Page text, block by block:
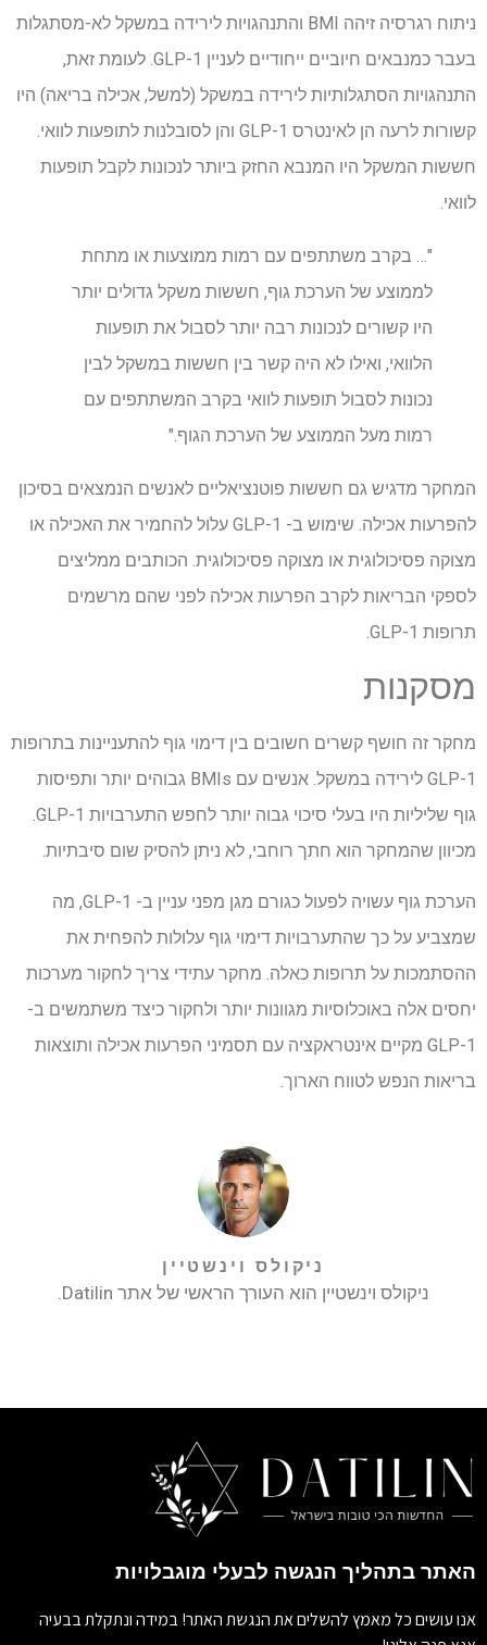
ניתוח רגרסיה זיהה BMI והתנהגויות לירידה במשקל לא-מסתגלות
בעבר כמנבאים חיוביים ייחודיים לעניין GLP-1. לעומת זאת,
התנהגויות הסתגלותיות לירידה במשקל (למשל, אכילה בריאה) היו
קשורות לרעה הן לאינטרס GLP-1 והן לסובלנות לתופעות לוואי.
חששות המשקל היו המנבא החזק ביותר לנכונות לקבל תופעות
לוואי.
"… בקרב משתתפים עם רמות ממוצעות או מתחת
לממוצע של הערכת גוף, חששות משקל גדולים יותר
היו קשורים לנכונות רבה יותר לסבול את תופעות
הלוואי, ואילו לא היה קשר בין חששות במשקל לבין
נכונות לסבול תופעות לוואי בקרב המשתתפים עם
רמות מעל הממוצע של הערכת הגוף."
המחקר מדגיש גם חששות פוטנציאליים לאנשים הנמצאים בסיכון
להפרעות אכילה. שימוש ב- GLP-1 עלול להחמיר את האכילה או
מצוקה פסיכולוגית או מצוקה פסיכולוגית. הכותבים ממליצים
לספקי הבריאות לקרב הפרעות אכילה לפני שהם מרשמים
תרופות GLP-1.
מסקנות
מחקר זה חושף קשרים חשובים בין דימוי גוף להתעניינות בתרופות
GLP-1 לירידה במשקל. אנשים עם BMIs גבוהים יותר ותפיסות
מכיוון שהמחקר הוא חתך רוחבי, לא ניתן להסיק שום סיבתיות.
הערכת גוף עשויה לפעול כגורם מגן מפני עניין ב- GLP-1, מה
שמצביע על כך שהתערבויות דימוי גוף עלולות להפחית את
ההסתמכות על תרופות כאלה. מחקר עתידי צריך לחקור מערכות
יחסים אלה באוכלוסיות מגוונות יותר ולחקור כיצד משתמשים ב-
GLP-1 מקיים אינטראקציה עם תסמיני הפרעות אכילה ותוצאות
בריאות הנפש לטווח הארוך.
ניקולס וינשטיין
ניקולס וינשטיין הוא העורך הראשי של אתר Datilin.
האתר בתהליך הנגשה לבעלי מוגבלויות
אנו עושים כל מאמץ להשלים את הנגשת האתר! במידה ונתקלת בבעיה